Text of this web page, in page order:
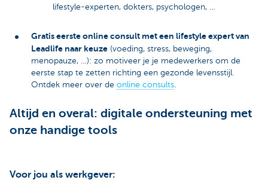
lifestyle-experten, dokters, psychologen, …
Gratis eerste online consult met een lifestyle expert van
Leadlife naar keuze (voeding, stress, beweging,
menopauze, …): zo motiveer je je medewerkers om de
eerste stap te zetten richting een gezonde levensstijl.
Ontdek meer over de online consults
Altijd en overal: digitale ondersteuning met
onze handige tools
Voor jou als werkgever: